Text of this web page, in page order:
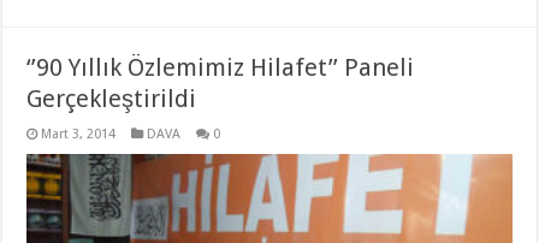
‘’90 Yıllık Özlemimiz Hilafet’’ Paneli
Gerçekleştirildi
Mart 3, 2014 DAVA 0